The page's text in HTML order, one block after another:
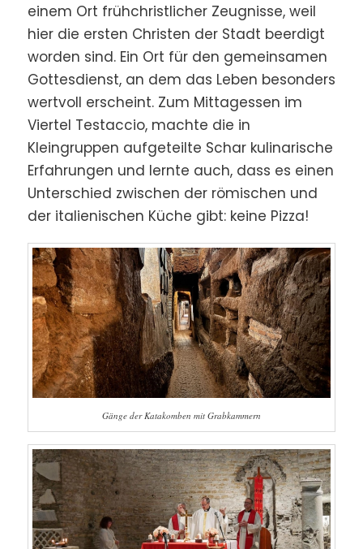
einem Ort frühchristlicher Zeugnisse, weil
hier die ersten Christen der Stadt beerdigt
worden sind. Ein Ort für den gemeinsamen
Gottesdienst, an dem das Leben besonders
wertvoll erscheint. Zum Mittagessen im
Viertel Testaccio, machte die in
Kleingruppen aufgeteilte Schar kulinarische
Erfahrungen und lernte auch, dass es einen
Unterschied zwischen der römischen und
der italienischen Küche gibt: keine Pizza!
Gänge der Katakomben mit Grabkammern